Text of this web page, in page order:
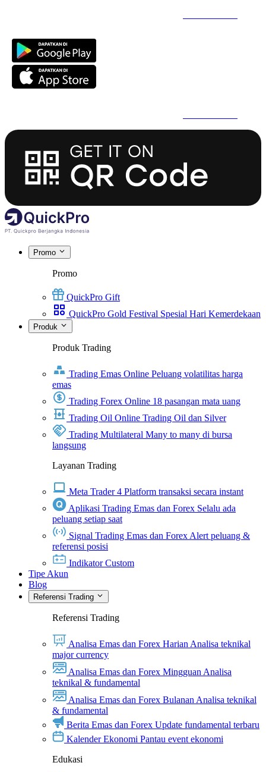
Promo
Promo
QuickPro Gift
QuickPro Gold Festival Spesial Hari Kemerdekaan
Produk
Produk Trading
Trading Emas Online Peluang volatilitas harga
emas
Trading Forex Online 18 pasangan mata uang
Trading Oil Online Trading Oil dan Silver
Trading Multilateral Many to many di bursa
langsung
Layanan Trading
Meta Trader 4 Platform transaksi secara instant
Aplikasi Trading Emas dan Forex Selalu ada
peluang setiap saat
Signal Trading Emas dan Forex Alert peluang &
referensi posisi
Indikator Custom
Tipe Akun
Blog
Referensi Trading
Referensi Trading
Analisa Emas dan Forex Harian Analisa teknikal
major currency
Analisa Emas dan Forex Mingguan Analisa
teknikal & fundamental
Analisa Emas dan Forex Bulanan Analisa teknikal
& fundamental
Berita Emas dan Forex Update fundamental terbaru
Kalender Ekonomi Pantau event ekonomi
Edukasi